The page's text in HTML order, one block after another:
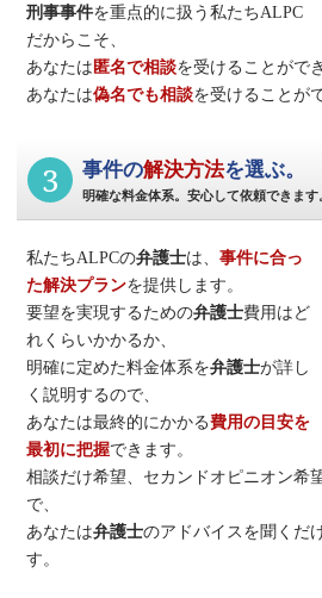
刑事事件を重点的に扱う私たちALPC
だからこそ、
あなたは匿名で相談を受けることがで
あなたは偽名でも相談を受けることが
3 事件の解決方法を選ぶ。
明確な料金体系。安心して依頼できます
私たちALPCの弁護士は、事件に合っ
た解決プランを提供します。
要望を実現するための弁護士費用はど
れくらいかかるか、
明確に定めた料金体系を弁護士が詳し
く説明するので、
あなたは最終的にかかる費用の目安を
最初に把握できます。
相談だけ希望、セカンドオピニオン希
で、
あなたは弁護士のアドバイスを聞くだ
す。